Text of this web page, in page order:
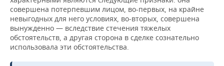
совершена потерпевшим лицом, во-первых, на крайне
невыгодных для него условиях, во-вторых, совершена
вынужденно — вследствие стечения тяжелых
обстоятельств, а другая сторона в сделке сознательно
использовала эти обстоятельства.